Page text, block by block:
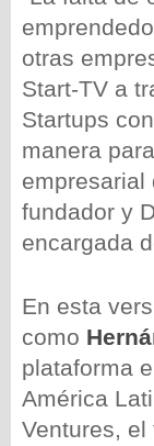
otras
Start-TV a
Startups
manera
empresarial
fundador y
encargada
En esta
como
plataforma
América
Ventures,